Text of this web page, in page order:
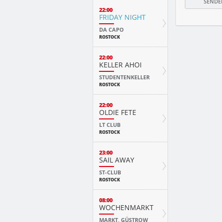
22:00
FRIDAY NIGHT
DA CAPO
ROSTOCK
22:00
KELLER AHOI
STUDENTENKELLER
ROSTOCK
22:00
OLDIE FETE
LT CLUB
ROSTOCK
23:00
SAIL AWAY
ST-CLUB
ROSTOCK
08:00
WOCHENMARKT
MARKT, GÜSTROW